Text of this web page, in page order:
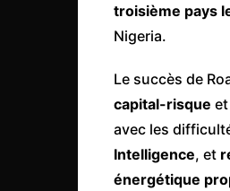
troisième pays
Nigeria.
Le succès de
capital-risque
avec les
Intelligence, et
énergétique